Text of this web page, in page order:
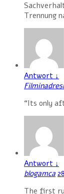
Trennung
Antwort ↓
Filminadresi
“Its only
Antwort ↓
blogamca
The first